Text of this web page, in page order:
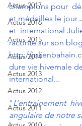
Actus 2017
Actus 2016
Actus 2015
Actus 2014
Actus 2013
Actus 2012
Actus 2011
champions pour
et médailles le jour
et  international
raconte sur son blog
http://
dure vie hivernale
international...
"L’entraînement
angulaire de notre